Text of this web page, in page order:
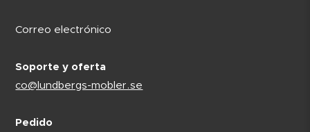
Correo electrónico
Soporte y oferta
co@lundbergs-mobler.se
Pedido